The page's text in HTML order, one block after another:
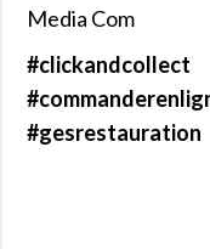
Media Com
#gesrestauration